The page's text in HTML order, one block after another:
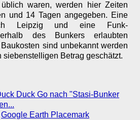
waren, werden hier Zeiten
und 14 Tagen angegeben. Eine
Leipzig und eine Funk-
des Bunkers erlaubten
sind unbekannt werden
siebenstelligen Betrag geschätzt.
Duck Go nach "Stasi-Bunker
Google Earth Placemark